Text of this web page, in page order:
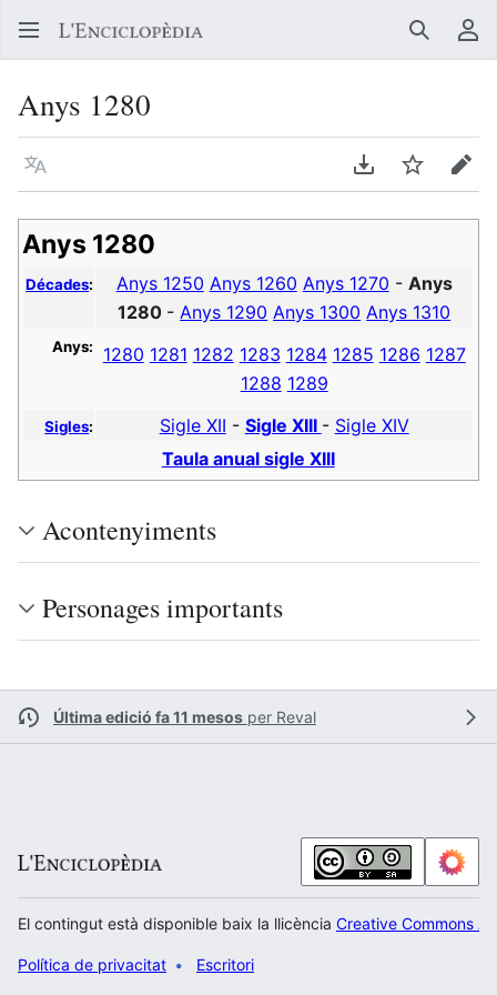
Buscar
Anys 1280
Llegir en un atre idioma Descarregar en
Vigilar
Anys 1280
Décades: Anys 1250 Anys 1260 Anys 1270 - Anys
1280 -Anys 1290 Anys 1300 Anys 1310
Anys: 1280 1281 1282 1283 1284 1285 1286 1287
1288 1289
Sigles: Sigle XII - Sigle XIII - Sigle XIV
Taula anual sigle XIII
Acontenyiments
Personages importants
Última edició fa 11 mesos per Reval
El contingut està disponible baix la llicència Creative Commons
Política de privacitat Escritori